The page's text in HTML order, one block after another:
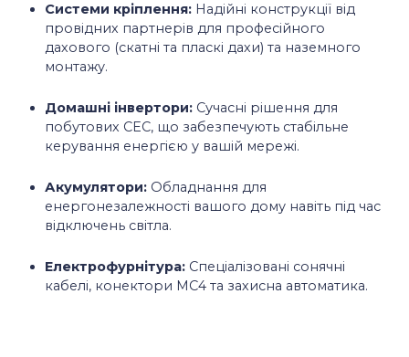
Системи кріплення: Надійні конструкції від
провідних партнерів для професійного
дахового (скатні та пласкі дахи) та наземного
монтажу.
Домашні інвертори: Сучасні рішення для
побутових СЕС, що забезпечують стабільне
керування енергією у вашій мережі.
Акумулятори: Обладнання для
енергонезалежності вашого дому навіть під час
відключень світла.
Електрофурнітура: Спеціалізовані сонячні
кабелі, конектори MC4 та захисна автоматика.